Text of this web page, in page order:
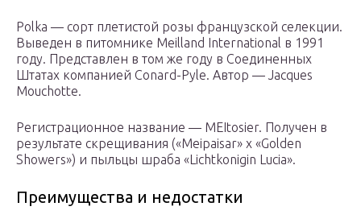
Polka — сорт плетистой розы французской селекции.
Выведен в питомнике Meilland International в 1991
году. Представлен в том же году в Соединенных
Штатах компанией Conard-Pyle. Автор — Jacques
Mouchotte.
Регистрационное название — MEItosier. Получен в
результате скрещивания («Meipaisar» x «Golden
Showers») и пыльцы шраба «Lichtkonigin Lucia».
Преимущества и недостатки